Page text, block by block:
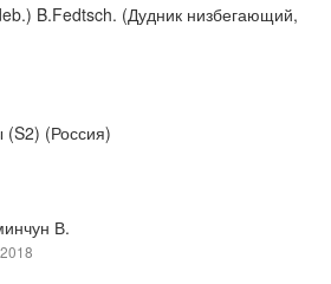
B.Fedtsch. (Дудник низбегающий,
(Россия)
В.